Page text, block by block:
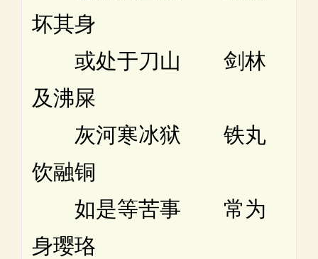
坏其身
或处于刀山 剑林
及沸屎
灰河寒冰狱 铁丸
饮融铜
如是等苦事 常为
身璎珞